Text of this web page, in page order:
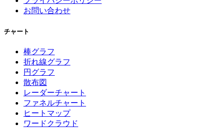
お問い合わせ
チャート
棒グラフ
折れ線グラフ
円グラフ
散布図
レーダーチャート
ファネルチャート
ヒートマップ
ワードクラウド